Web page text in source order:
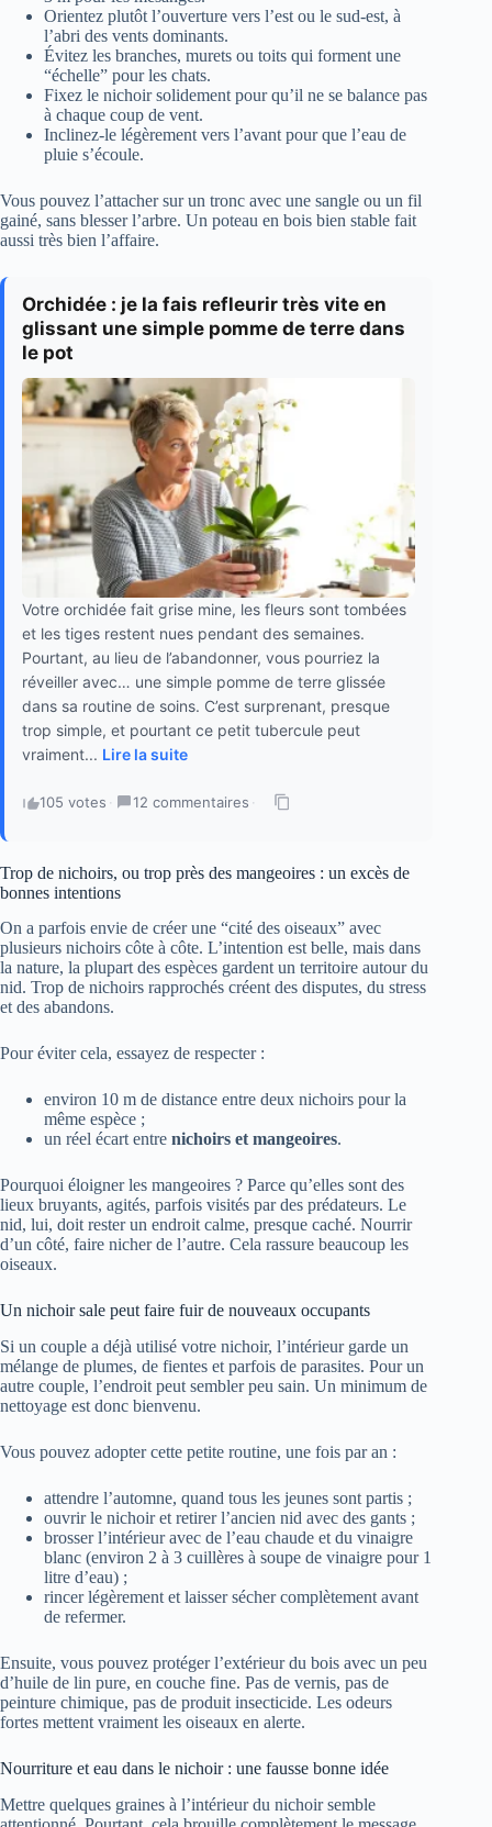
Orientez plutôt l’ouverture vers l’est ou le sud-est, à
l’abri des vents dominants.
Évitez les branches, murets ou toits qui forment une
“échelle” pour les chats.
Fixez le nichoir solidement pour qu’il ne se balance pas
à chaque coup de vent.
Inclinez-le légèrement vers l’avant pour que l’eau de
pluie s’écoule.
Vous pouvez l’attacher sur un tronc avec une sangle ou un fil
gainé, sans blesser l’arbre. Un poteau en bois bien stable fait
aussi très bien l’affaire.
Orchidée : je la fais refleurir très vite en
glissant une simple pomme de terre dans
le pot
Votre orchidée fait grise mine, les fleurs sont tombées
et les tiges restent nues pendant des semaines.
Pourtant, au lieu de l’abandonner, vous pourriez la
réveiller avec… une simple pomme de terre glissée
dans sa routine de soins. C’est surprenant, presque
trop simple, et pourtant ce petit tubercule peut
vraiment... Lire la suite
105 votes · 12 commentaires ·
Trop de nichoirs, ou trop près des mangeoires : un excès de
bonnes intentions
On a parfois envie de créer une “cité des oiseaux” avec
plusieurs nichoirs côte à côte. L’intention est belle, mais dans
la nature, la plupart des espèces gardent un territoire autour du
nid. Trop de nichoirs rapprochés créent des disputes, du stress
et des abandons.
Pour éviter cela, essayez de respecter :
environ 10 m de distance entre deux nichoirs pour la
même espèce ;
un réel écart entre nichoirs et mangeoires.
Pourquoi éloigner les mangeoires ? Parce qu’elles sont des
lieux bruyants, agités, parfois visités par des prédateurs. Le
nid, lui, doit rester un endroit calme, presque caché. Nourrir
d’un côté, faire nicher de l’autre. Cela rassure beaucoup les
oiseaux.
Un nichoir sale peut faire fuir de nouveaux occupants
Si un couple a déjà utilisé votre nichoir, l’intérieur garde un
mélange de plumes, de fientes et parfois de parasites. Pour un
autre couple, l’endroit peut sembler peu sain. Un minimum de
nettoyage est donc bienvenu.
Vous pouvez adopter cette petite routine, une fois par an :
attendre l’automne, quand tous les jeunes sont partis ;
ouvrir le nichoir et retirer l’ancien nid avec des gants ;
brosser l’intérieur avec de l’eau chaude et du vinaigre
blanc (environ 2 à 3 cuillères à soupe de vinaigre pour 1
litre d’eau) ;
rincer légèrement et laisser sécher complètement avant
de refermer.
Ensuite, vous pouvez protéger l’extérieur du bois avec un peu
d’huile de lin pure, en couche fine. Pas de vernis, pas de
peinture chimique, pas de produit insecticide. Les odeurs
fortes mettent vraiment les oiseaux en alerte.
Nourriture et eau dans le nichoir : une fausse bonne idée
Mettre quelques graines à l’intérieur du nichoir semble